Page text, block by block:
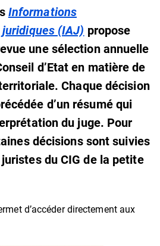
Informations
(IAJ) propose
une sélection annuelle
d’Etat en matière de
Chaque décision
d’un résumé qui
du juge. Pour
décisions sont suivies
du CIG de la petite
d’accéder directement aux